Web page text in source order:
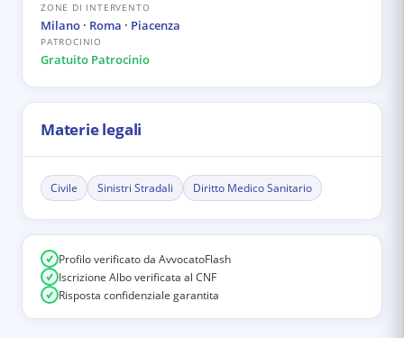
ZONE DI INTERVENTO
Milano · Roma · Piacenza
PATROCINIO
Gratuito Patrocinio
Materie legali
Civile Sinistri Stradali Diritto Medico Sanitario
Profilo verificato da AvvocatoFlash
Iscrizione Albo verificata al CNF
Risposta confidenziale garantita